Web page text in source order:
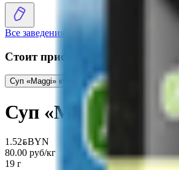
Все заведения Суп «Maggi»
Стоит присмотреться
Суп «Maggi» куриный с вермишелью 1.79
Суп «Maggi»
1.52BYNBYN
80.00 руб/кг
19 г